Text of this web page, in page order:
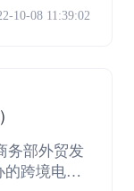
发、退货接
定、高效
10-08 11:39:02
务部外贸发
的跨境电商